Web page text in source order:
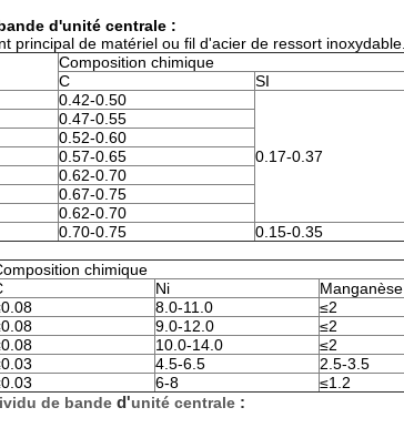
d'unité centrale :
principal de matériel ou fil d'acier de ressort inoxydable.
Composition chimique
C
SI
0.42-0.50
0.17-0.37
0.47-0.55
0.52-0.60
0.57-0.65
0.62-0.70
0.67-0.75
0.62-0.70
0.70-0.75 0.15-0.35
chimique
Ni Manganèse
8.0-11.0 ≤2
9.0-12.0 ≤2
10.0-14.0 ≤2
4.5-6.5 2.5-3.5
6-8 ≤1.2
de bande d'unité centrale :